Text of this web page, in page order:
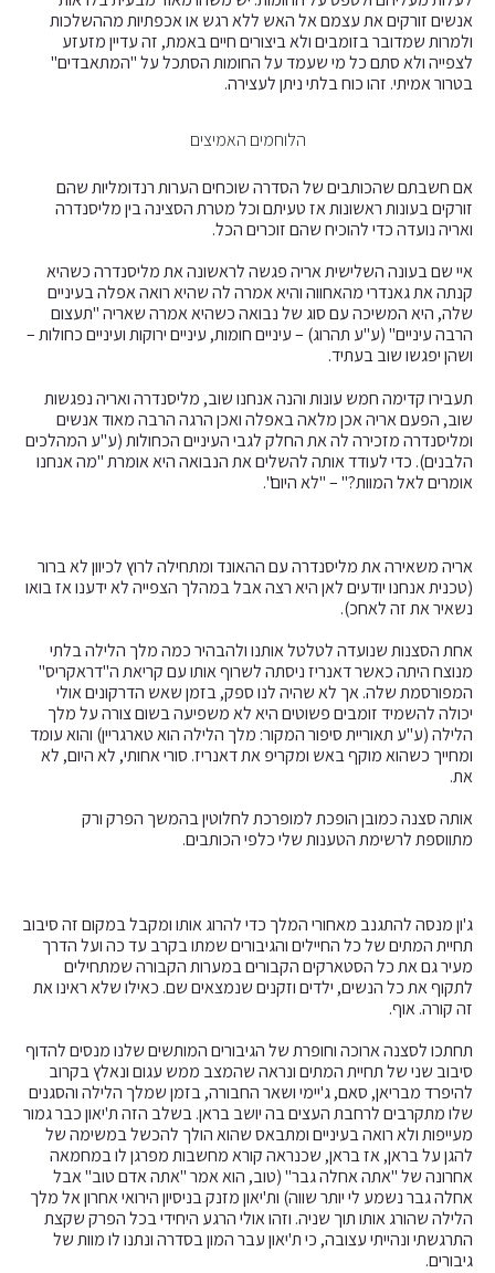
אנשים זורקים את עצמם אל האש ללא רגש או אכפתיות מההשלכות
ולמרות שמדובר בזומבים ולא ביצורים חיים באמת, זה עדיין מזעזע
לצפייה ולא סתם כל מי שעמד על החומות הסתכל על "המתאבדים"
בטרור אמיתי. זהו כוח בלתי ניתן לעצירה.
הלוחמים האמיצים
אם חשבתם שהכותבים של הסדרה שוכחים הערות רנדומליות שהם
זורקים בעונות ראשונות אז טעיתם וכל מטרת הסצינה בין מליסנדרה
ואריה נועדה כדי להוכיח שהם זוכרים הכל.
איי שם בעונה השלישית אריה פגשה לראשונה את מליסנדרה כשהיא
קנתה את גאנדרי מהאחווה והיא אמרה לה שהיא רואה אפלה בעיניים
שלה, היא המשיכה עם סוג של נבואה כשהיא אמרה שאריה "תעצום
הרבה עיניים" (ע"ע תהרוג) – עיניים חומות, עיניים ירוקות ועיניים כחולות –
ושהן יפגשו שוב בעתיד.
תעבירו קדימה חמש עונות והנה אנחנו שוב, מליסנדרה ואריה נפגשות
שוב, הפעם אריה אכן מלאה באפלה ואכן הרגה הרבה מאוד אנשים
ומליסנדרה מזכירה לה את החלק לגבי העיניים הכחולות (ע"ע המהלכים
הלבנים). כדי לעודד אותה להשלים את הנבואה היא אומרת "מה אנחנו
אומרים לאל המוות?" – "לא היום".
אריה משאירה את מליסנדרה עם ההאונד ומתחילה לרוץ לכיוון לא ברור
(טכנית אנחנו יודעים לאן היא רצה אבל במהלך הצפייה לא ידענו אז בואו
נשאיר את זה לאחכ).
אחת הסצנות שנועדה לטלטל אותנו ולהבהיר כמה מלך הלילה בלתי
מנוצח היתה כאשר דאנריז ניסתה לשרוף אותו עם קריאת ה"דראקריס"
המפורסמת שלה. אך לא שהיה לנו ספק, בזמן שאש הדרקונים אולי
יכולה להשמיד זומבים פשוטים היא לא משפיעה בשום צורה על מלך
הלילה (ע"ע תאוריית סיפור המקור: מלך הלילה הוא טארגריין) והוא עומד
ומחייך כשהוא מוקף באש ומקריפ את דאנריז. סורי אחותי, לא היום, לא
את.
אותה סצנה כמובן הופכת למופרכת לחלוטין בהמשך הפרק ורק
מתווספת לרשימת הטענות שלי כלפי הכותבים.
ג'ון מנסה להתגנב מאחורי המלך כדי להרוג אותו ומקבל במקום זה סיבוב
תחיית המתים של כל החיילים והגיבורים שמתו בקרב עד כה ועל הדרך
מעיר גם את כל הסטארקים הקבורים במערות הקבורה שמתחילים
לתקוף את כל הנשים, ילדים וזקנים שנמצאים שם. כאילו שלא ראינו את
זה קורה. אוף.
תחתכו לסצנה ארוכה וחופרת של הגיבורים המותשים שלנו מנסים להדוף
סיבוב שני של תחיית המתים ונראה שהמצב ממש עגום ונאלץ בקרוב
להיפרד מבריאן, סאם, ג'יימי ושאר החבורה, בזמן שמלך הלילה והסגנים
שלו מתקרבים לרחבת העצים בה יושב בראן. בשלב הזה ת'יאון כבר גמור
מעייפות ולא רואה בעיניים ומתבאס שהוא הולך להכשל במשימה של
להגן על בראן, אז בראן, שכנראה קורא מחשבות מפרגן לו במחמאה
אחרונה של "אתה אחלה גבר" (טוב, הוא אמר "אתה אדם טוב" אבל
אחלה גבר נשמע לי יותר שווה) ות'יאון מזנק בניסיון הירואי אחרון אל מלך
הלילה שהורג אותו תוך שניה. וזהו אולי הרגע היחידי בכל הפרק שקצת
התרגשתי ונהייתי עצובה, כי ת'יאון עבר המון בסדרה ונתנו לו מוות של
גיבורים.